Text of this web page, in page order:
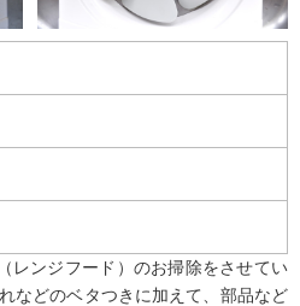
レンジフード）のお掃除をさせてい
などのベタつきに加えて、部品など